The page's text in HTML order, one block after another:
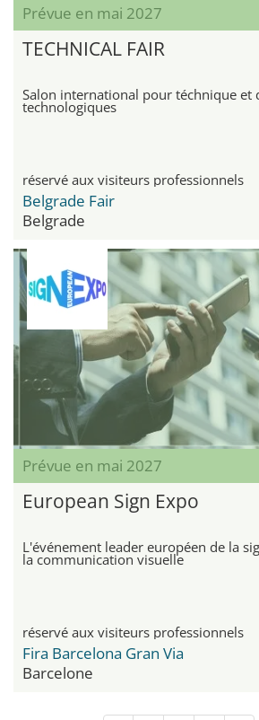
Prévue en mai 2027
TECHNICAL FAIR
Salon international pour téchnique et
technologiques
réservé aux visiteurs professionnels
Belgrade Fair
Belgrade
Prévue en mai 2027
European Sign Expo
L'événement leader européen de la
la communication visuelle
réservé aux visiteurs professionnels
Fira Barcelona Gran Via
Barcelone